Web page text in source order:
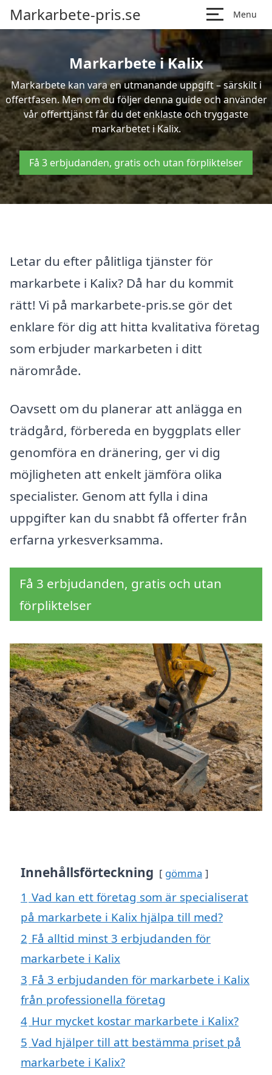
Markarbete-pris.se Menu
Markarbete i Kalix
Markarbete kan vara en utmanande uppgift – särskilt i
offertfasen. Men om du följer denna guide och använder
vår offerttjänst får du det enklaste och tryggaste
markarbetet i Kalix.
Få 3 erbjudanden, gratis och utan förpliktelser
Letar du efter pålitliga tjänster för
markarbete i Kalix? Då har du kommit
rätt! Vi på markarbete-pris.se gör det
enklare för dig att hitta kvalitativa företag
som erbjuder markarbeten i ditt
närområde.
Oavsett om du planerar att anlägga en
trädgård, förbereda en byggplats eller
genomföra en dränering, ger vi dig
möjligheten att enkelt jämföra olika
specialister. Genom att fylla i dina
uppgifter kan du snabbt få offerter från
erfarna yrkesverksamma.
Få 3 erbjudanden, gratis och utan
förpliktelser
Innehållsförteckning gömma
1 Vad kan ett företag som är specialiserat
på markarbete i Kalix hjälpa till med?
2 Få alltid minst 3 erbjudanden för
markarbete i Kalix
3 Få 3 erbjudanden för markarbete i Kalix
från professionella företag
4 Hur mycket kostar markarbete i Kalix?
5 Vad hjälper till att bestämma priset på
markarbete i Kalix?